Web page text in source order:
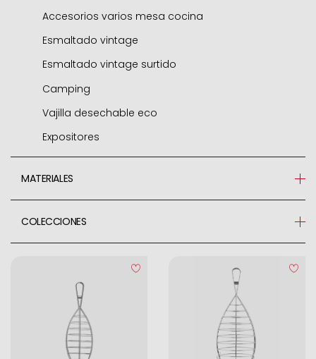
Accesorios varios mesa cocina
Esmaltado vintage
Esmaltado vintage surtido
Camping
Vajilla desechable eco
Expositores
MATERIALES
Acero Inoxidable
Acero Galvanizado
Acero Inoxidable 18/10
Piedra
COLECCIONES
Parrillas